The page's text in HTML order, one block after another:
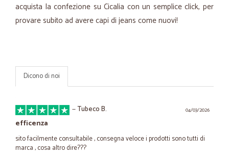
acquista la confezione su Cicalia con un semplice click, per
provare subito ad avere capi di jeans come nuovi!
Dicono di noi
04/03/2026
—Tubeco B.
efficenza
sito facilmente consultabile , consegna veloce i prodotti sono tutti di
marca , cosa altro dire???